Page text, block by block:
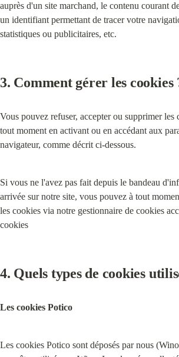
auprès d'un site marchand, le contenu courant
un identifiant permettant de tracer votre
statistiques ou publicitaires, etc.
3. Comment gérer les cookies
Vous pouvez refuser, accepter ou supprimer les
tout moment en activant ou en accédant aux
navigateur, comme décrit ci-dessous.
Si vous ne l'avez pas fait depuis le bandeau
arrivée sur notre site, vous pouvez à tout
les cookies via notre gestionnaire de cookies
cookies
4. Quels types de cookies
Les cookies Potico
Les cookies Potico sont déposés par nous